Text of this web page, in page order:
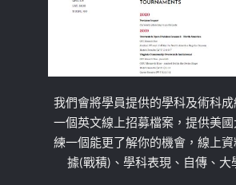
我們會將學員提供的學科及術科
一個英文線上招募檔案，提供美
練一個能更了解你的機會，線上
據(戰積)、學科表現、自傳、大